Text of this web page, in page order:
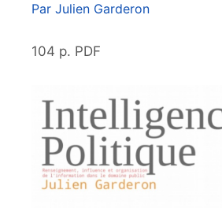
Par Julien Garderon
104 p. PDF